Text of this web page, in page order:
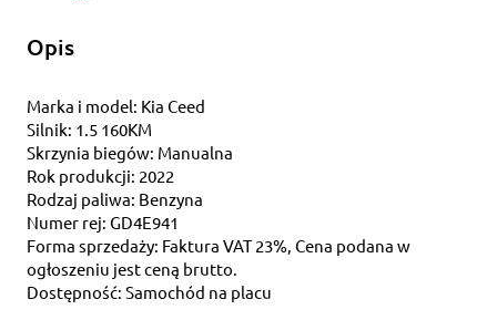
Opis
Marka i model: Kia Ceed
Silnik: 1.5 160KM
Skrzynia biegów: Manualna
Rok produkcji: 2022
Rodzaj paliwa: Benzyna
Numer rej: GD4E941
Forma sprzedaży: Faktura VAT 23%, Cena podana w
ogłoszeniu jest ceną brutto.
Dostępność: Samochód na placu